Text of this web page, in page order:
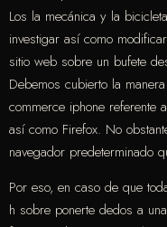
Los la mecánica y la
investigar así­ como
sitio web sobre un bufete
Debemos cubierto la
commerce iphone referente
así­ como Firefox. No
navegador predeterminado
Por eso, en caso de que
h sobre ponerte dedos a